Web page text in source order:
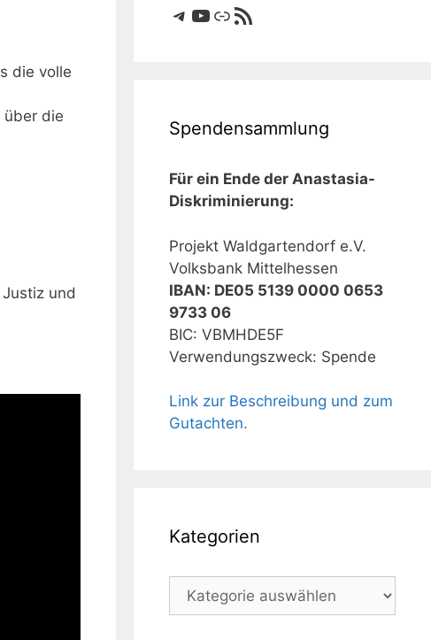
die volle
über die
und
Telegram
YouTube
LinkRSS-Feed
Spendensammlung
Für ein Ende der Anastasia-
Diskriminierung:
Projekt Waldgartendorf e.V.
Volksbank Mittelhessen
IBAN: DE05 5139 0000 0653
9733 06
BIC: VBMHDE5F
Verwendungszweck: Spende
Link zur Beschreibung und zum
Gutachten.
Kategorien
Kategorien